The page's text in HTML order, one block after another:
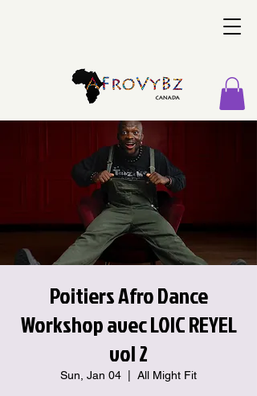
Poitiers Afro Dance
Workshop avec LOIC REYEL
vol 2
Sun, Jan 04 All Might Fit